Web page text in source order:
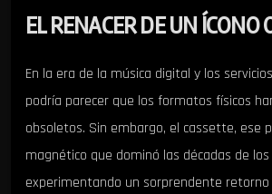
EL RENACER DE UN ÍCONO
En la era de la música digital y los
podría parecer que los formatos físicos
obsoletos. Sin embargo, el cassette, ese
magnético que dominó las décadas de
experimentando un sorprendente retorno